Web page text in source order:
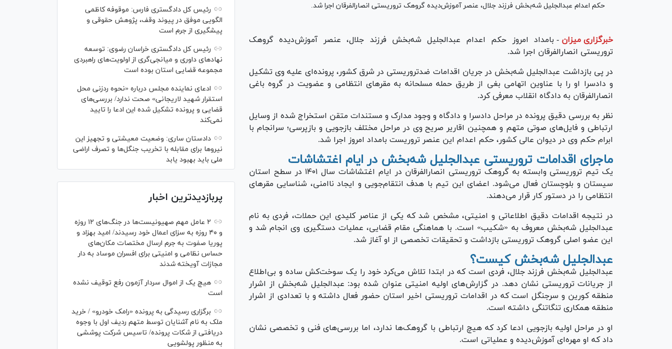
حکم اعدام عبدالجلیل شه‌بخش فرزند جلال، عنصر آموزش‌دیده گروهک تروریستی انصارالفرقان اجرا شد.
خبرگزاری میزان - بامداد امروز حکم اعدام عبدالجلیل شه‌بخش فرزند جلال، عنصر آموزش‌دیده گروهک
تروریستی انصارالفرقان اجرا شد.
در پی بازداشت عبدالجلیل شه‌بخش در جریان اقدامات ضدتروریستی در شرق کشور، پرونده‌ای علیه وی تشکیل
و دادسرا او را با عناوین اتهامی بغی از طریق حمله مسلحانه به مقر‌های انتظامی و عضویت در گروه باغی
انصارالفرقان به دادگاه انقلاب معرفی کرد.
نظر به بررسی دقیق پرونده در مراحل دادسرا و دادگاه و وجود مدارک و مستندات متقن استخراج شده از وسایل
ارتباطی و فایل‌های صوتی متهم و همچنین اقاریر صریح وی در مراحل مختلف بازجویی و بازپرسی؛ سرانجام با
ابرام حکم وی در دیوان عالی کشور، حکم اعدام این عنصر تروریست بامداد امروز اجرا شد.
ماجرای اقدامات تروریستی عبدالجلیل شه‌بخش در ایام اغتشاشات
یک تیم تروریستی وابسته به گروهک تروریستی انصارالفرقان در ایام اغتشاشات سال ۱۴۰۱ در سطح استان
سیستان و بلوچستان فعال می‌شود. اعضای این تیم با هدف انتقام‌جویی و ایجاد ناامنی، شناسایی مقر‌های
انتظامی را در دستور کار قرار می‌دهند.
در نتیجه اقدامات دقیق اطلاعاتی و امنیتی، مشخص شد که یکی از عناصر کلیدی این حملات، فردی به نام
عبدالجلیل شه‌بخش معروف به «شکیب» است. با هماهنگی مقام قضایی، عملیات دستگیری وی انجام شد و
این عضو اصلی گروهک تروریستی بازداشت و تحقیقات تخصصی از او آغاز شد.
عبدالجلیل شه‌بخش کیست؟
عبدالجلیل شه‌بخش فرزند جلال، فردی است که در ابتدا تلاش می‌کرد خود را یک سوخت‌کش ساده و بی‌اطلاع
از جریانات تروریستی نشان دهد. در گزارش‌های اولیه امنیتی عنوان شده بود: عبدالجلیل شه‌بخش از اشرار
منطقه کورین و سرجنگل است که در اقدامات تروریستی اخیر استان حضور فعال داشته و با تعدادی از اشرار
منطقه همکاری تنگاتنگی داشته است.
او در مراحل اولیه بازجویی ادعا کرد که هیچ ارتباطی با گروهک‌ها ندارد، اما بررسی‌های فنی و تخصصی نشان
داد که او مهره‌ای آموزش‌دیده و عملیاتی است.
رئیس کل دادگستری فارس: موقوفه کاظمی
الگویی موفق در پیوند وقف، پژوهش حقوقی و
پیشگیری از جرم است
رئیس کل دادگستری خراسان رضوی: توسعه
نهاد‌های داوری و میانجی‌گری از اولویت‌های راهبردی
مجموعه قضایی استان بوده است
ادعای نماینده مجلس درباره «نحوه ردزنی محل
استقرار شهید لاریجانی» صحت ندارد/ بررسی‌های
قضایی و پرونده تشکیل شده این ادعا را تایید
نمی‌کند
دادستان ساری: وضعیت معیشتی و تجهیز این
نیرو‌ها برای مقابله با تخریب جنگل‌ها و تصرف اراضی
ملی باید بهبود یابد
پربازدیدترین اخبار
۲ عامل مهم صهیونیست‌ها در جنگ‌های ۱۲ روزه
و ۴۰ روزه به سزای اعمال خود رسیدند/ امید بهزاد و
پوریا صفوت به جرم ارسال مختصات مکان‌های
حساس نظامی و امنیتی برای افسران موساد به دار
مجازات آویخته شدند
هیچ یک از اموال سردار آزمون رفع توقیف نشده
است
برگزاری رسیدگی به پرونده «رامک خودرو» / خرید
ملک به نام آشنایان توسط متهم ردیف اول با وجوه
دریافتی از شکات پرونده/ تاسیس شرکت پوششی
به منظور پولشویی